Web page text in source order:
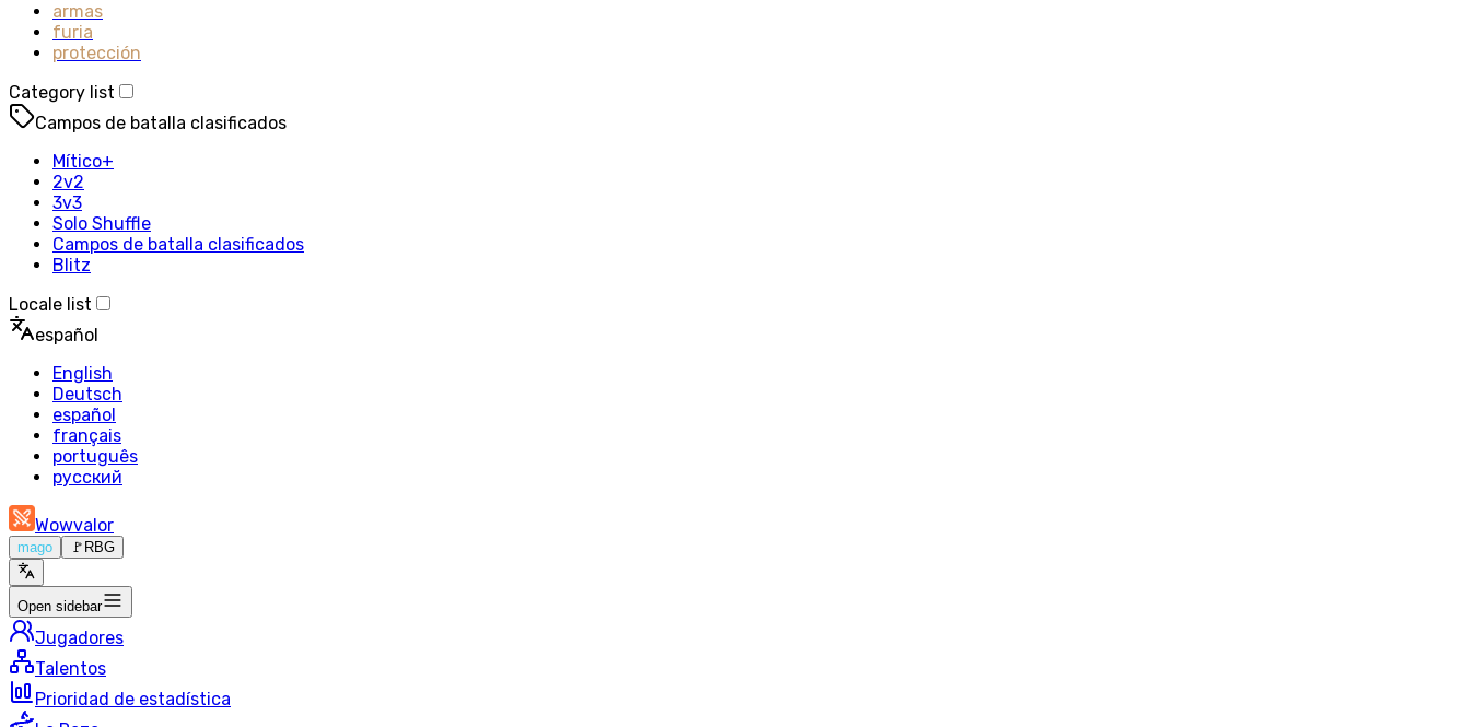
armas
furia
protección
Category list
Campos de batalla clasificados
Mítico+
2v2
3v3
Solo Shuffle
Campos de batalla clasificados
Blitz
Locale list
español
English
Deutsch
español
français
português
русский
Wowvalor
mago 🚩 RBG
Open sidebar
Jugadores
Talentos
Prioridad de estadística